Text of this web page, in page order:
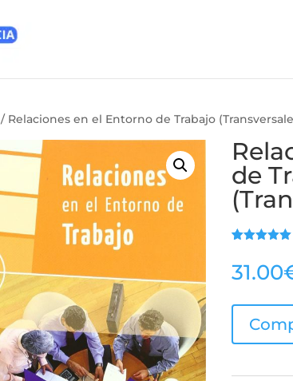
/ Relaciones en el Entorno de Trabajo
de
con
5.00
de
5 en base
s de
clientes
31.00